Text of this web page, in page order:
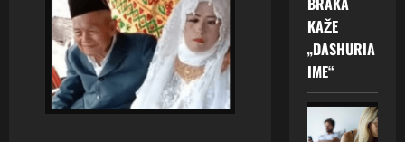
KAŽE
„DASHURIA
IME“